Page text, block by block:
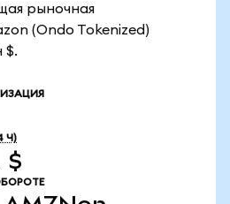
рыночная
(Ondo Tokenized)
$.
Ч)
$